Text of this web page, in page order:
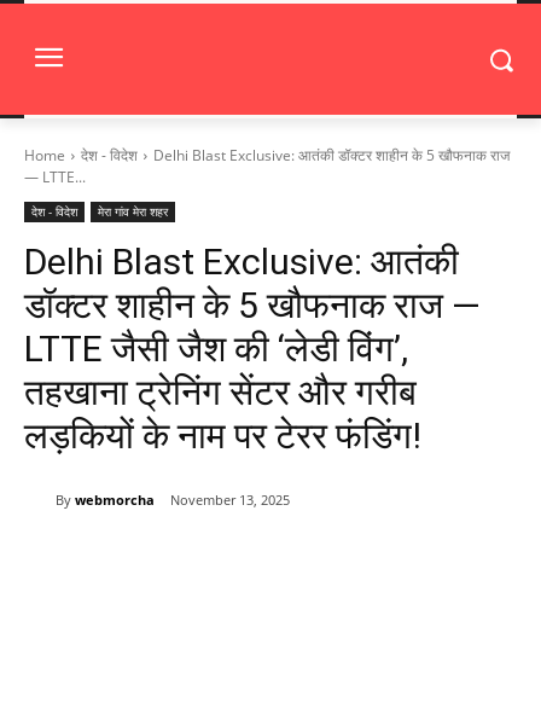
Home देश - विदेश
Delhi Blast Exclusive: आतंकी डॉक्टर शाहीन के 5 खौफनाक राज
— LTTE...
देश - विदेश मेरा गांव मेरा शहर
Delhi Blast Exclusive: आतंकी
डॉक्टर शाहीन के 5 खौफनाक राज —
LTTE जैसी जैश की ‘लेडी विंग’,
तहखाना ट्रेनिंग सेंटर और गरीब
लड़कियों के नाम पर टेरर फंडिंग!
By webmorcha November 13, 2025